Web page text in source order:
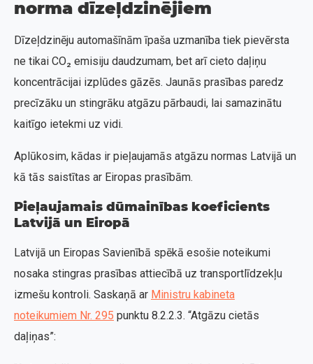
norma dīzeļdzinējiem
Dīzeļdzinēju automašīnām īpaša uzmanība tiek pievērsta
ne tikai CO₂ emisiju daudzumam, bet arī cieto daļiņu
koncentrācijai izplūdes gāzēs. Jaunās prasības paredz
precīzāku un stingrāku atgāzu pārbaudi, lai samazinātu
kaitīgo ietekmi uz vidi.
Aplūkosim, kādas ir pieļaujamās atgāzu normas Latvijā un
kā tās saistītas ar Eiropas prasībām.
Pieļaujamais dūmainības koeficients
Latvijā un Eiropā
Latvijā un Eiropas Savienībā spēkā esošie noteikumi
nosaka stingras prasības attiecībā uz transportlīdzekļu
izmešu kontroli. Saskaņā ar Ministru kabineta
noteikumiem Nr. 295 punktu 8.2.2.3. “Atgāzu cietās
daļiņas”: